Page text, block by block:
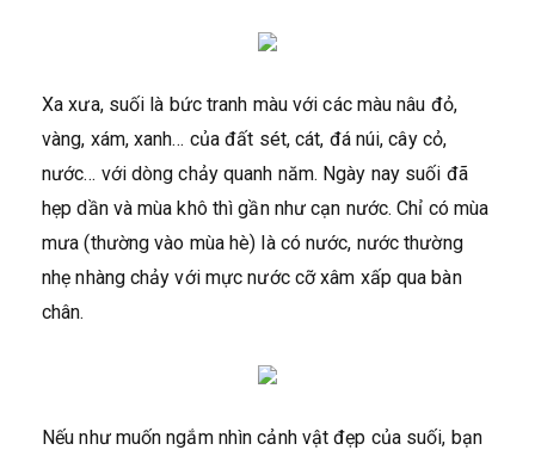
Xa xưa, suối là bức tranh màu với các màu nâu đỏ,
vàng, xám, xanh… của đất sét, cát, đá núi, cây cỏ,
nước… với dòng chảy quanh năm. Ngày nay suối đã
hẹp dần và mùa khô thì gần như cạn nước. Chỉ có mùa
mưa (thường vào mùa hè) là có nước, nước thường
nhẹ nhàng chảy với mực nước cỡ xâm xấp qua bàn
chân.
Nếu như muốn ngắm nhìn cảnh vật đẹp của suối, bạn